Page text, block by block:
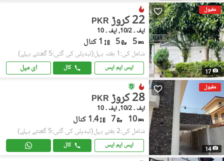
مقبول
17
PKR 22 کروڑ
ایف ۔ 10/2, ایف ۔ 10
5
5 1 کنال
شامل کی:1 ہفتہ پہل (تبدیلی کی گئی:5 گھنٹے پہلے)
ایس ایم ایس کال ای میل
مقبول
14
PKR 28 کروڑ
ایف ۔ 10/2, ایف ۔ 10
10
7 1.4 کنال
شامل کی:2 ہفتے پہل (تبدیلی کی گئی:5 گھنٹے پہلے)
ایس ایم ایس کال